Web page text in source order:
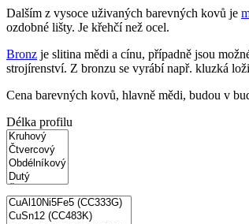
Dalším z vysoce uživaných barevných kovů je
ozdobné lišty. Je křehčí než ocel.
Bronz je slitina mědi a cínu, případně jsou
strojírenství. Z bronzu se vyrábí např. kluzká
Cena barevných kovů, hlavně mědi, budou v
Délka profilu